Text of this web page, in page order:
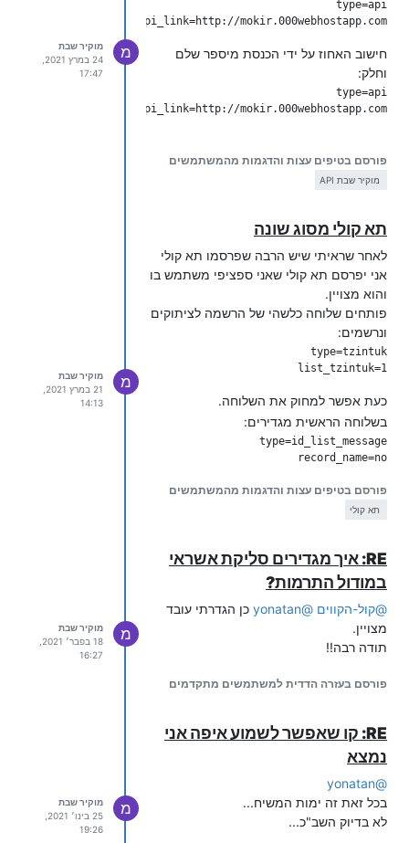
api_link=http://mokir.000webhostapp.com/אחוז.php
חישוב האחוז על ידי הכנסת מיספר שלם
וחלק:
api_link=http://mokir.000webhostapp.com/כמה_שווה_אחוז.php
api_link=http://mokir.000webhostapp.com/חישוב_שלם.php
פורסמו) ניתן לשמוע בקו שמספרו
0733517372.
בהצלחה!!!
פורסם בטיפים עצות והדגמות מהמשתמשים
מוקיר שבת API
מ
מוקיר שבת
17:47
תא קולי מסוג שונה
לאחר שראיתי שיש הרבה שפרסמו תא קולי
אני יפרסם תא קולי שאני ספציפי משתמש בו
והוא מצויין.
פותחים שלוחה כלשהי של הרשמה לציתוקים
ונרשמים:
list_tzintuk=1
כעת אפשר למחוק את השלוחה.
בשלוחה הראשית מגדירים:
check_template_filter_error_enter=yes
שזה הקראת נתונים והודעות אישיות. יש
ליצור קובץ בשלוחה בשם
IdListMessage.ini
default=t-השיחה מועברת למענה הקולי שלום היגעתם לתא הקולי של.d-0505050505.t-נא להשאיר הודעה לאחר הישמע הצליל.g-/1
בשלוחה 1 מגדירים:
run_tzintuk_automat=yes
ומשנים את הודעת מערכת
שניה שקט.
פורסם בטיפים עצות והדגמות מהמשתמשים
תא קולי
מ
מוקיר שבת
14:13
RE: איך מגדירים סליקת אשראי
במודול התרמות?
@קול-הקווים @
yonatan כן הגדרתי עובד
מצויין.
תודה רבה!!
פורסם בעזרה הדדית למשתמשים מתקדמים
מ
מוקיר שבת
16:27
RE: קו שאפשר לשמוע איפה אני
נמצא
@
yonatan
בכל זאת זה ימות המשיח...
לא בדיוק השב"כ...
מ
מוקיר שבת
19:26